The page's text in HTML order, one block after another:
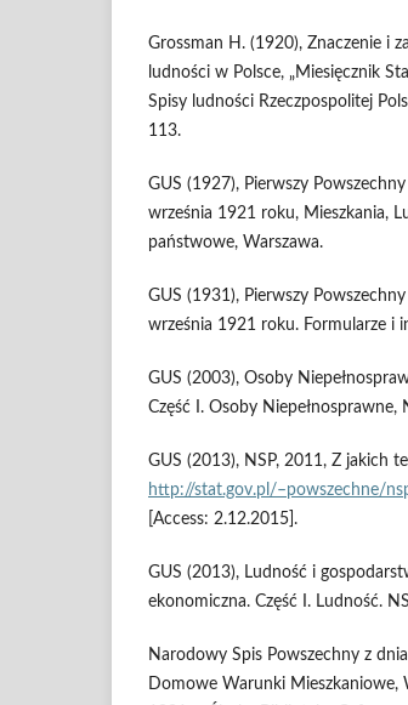
Grossman H. (1920), Znaczenie i
ludności w Polsce, „Miesięcznik
Spisy ludności Rzeczpospolitej
113.
GUS (1927), Pierwszy
września 1921 roku, Mieszkania,
państwowe, Warszawa.
GUS (1931), Pierwszy
września 1921 roku. Formularze i
GUS (2003), Osoby
Część I. Osoby Niepełnosprawne,
GUS (2013), NSP, 2011, Z jakich
http://stat.gov.pl/–powszechne/
[Access: 2.12.2015].
GUS (2013), Ludność i
ekonomiczna. Część I. Ludność.
Narodowy Spis Powszechny z
Domowe Warunki Mieszkaniowe,